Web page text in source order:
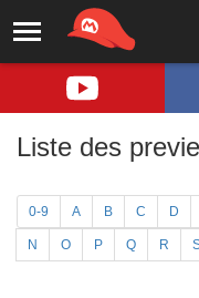
Liste des
0-9 A B C D
N O P Q R